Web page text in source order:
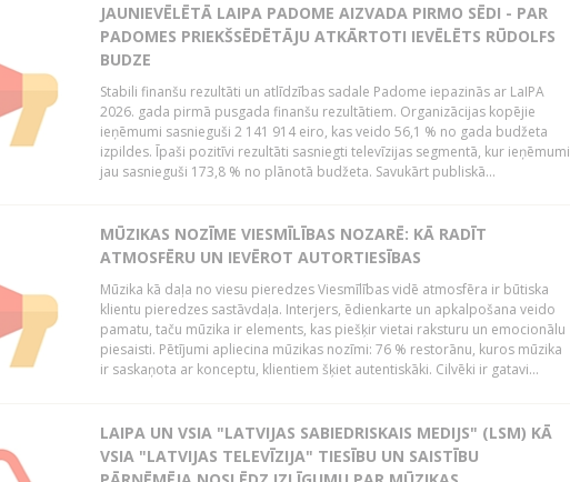
JAUNIEVĒLĒTĀ LAIPA PADOME AIZVADA PIRMO SĒDI - PAR
PADOMES PRIEKŠSĒDĒTĀJU ATKĀRTOTI IEVĒLĒTS RŪDOLFS
BUDZE
Stabili finanšu rezultāti un atlīdzības sadale Padome iepazinās ar LaIPA
2026. gada pirmā pusgada finanšu rezultātiem. Organizācijas kopējie
ieņēmumi sasnieguši 2 141 914 eiro, kas veido 56,1 % no gada budžeta
izpildes. Īpaši pozitīvi rezultāti sasniegti televīzijas segmentā, kur ieņēmumi
jau sasnieguši 173,8 % no plānotā budžeta. Savukārt publiskā...
MŪZIKAS NOZĪME VIESMĪLĪBAS NOZARĒ: KĀ RADĪT
ATMOSFĒRU UN IEVĒROT AUTORTIESĪBAS
Mūzika kā daļa no viesu pieredzes Viesmīlības vidē atmosfēra ir būtiska
klientu pieredzes sastāvdaļa. Interjers, ēdienkarte un apkalpošana veido
pamatu, taču mūzika ir elements, kas piešķir vietai raksturu un emocionālu
piesaisti. Pētījumi apliecina mūzikas nozīmi: 76 % restorānu, kuros mūzika
ir saskaņota ar konceptu, klientiem šķiet autentiskāki. Cilvēki ir gatavi...
LAIPA UN VSIA "LATVIJAS SABIEDRISKAIS MEDIJS" (LSM) KĀ
VSIA "LATVIJAS TELEVĪZIJA" TIESĪBU UN SAISTĪBU